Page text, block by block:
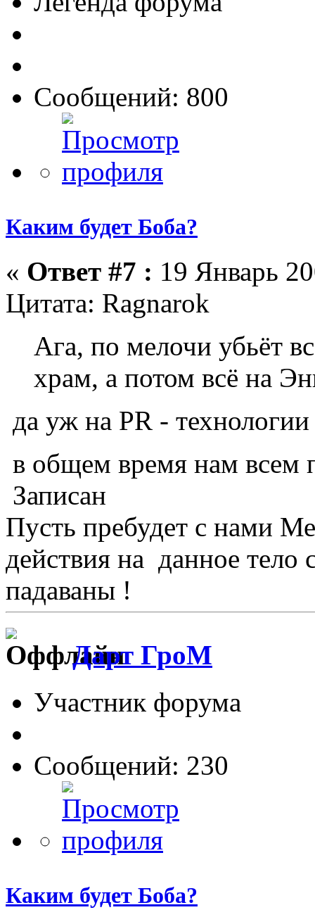
Сообщений: 800
Каким будет Боба?
« Ответ #7 : 19 Январь
Цитата: Ragnarok
Ага, по мелочи убьёт
храм, а потом всё на
да уж на PR -
в общем время нам всем
Записан
Пусть пребудет с нами
действия на данное тело
падаваны !
Дарт ГроМ
Участник форума
Сообщений: 230
Каким будет Боба?